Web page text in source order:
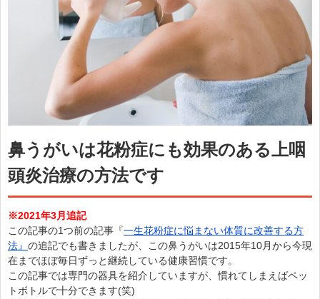
鼻うがいは花粉症にも効果のある上咽
頭炎治療の方法です
※2021年3月追記
この記事の1つ前の記事『一生花粉症に悩まない体質に改善する方
法』 の追記でも書きましたが、この鼻うがいは2015年10月から今現
在までほぼ毎日ずっと継続している健康習慣です。
この記事では専門の器具を紹介していますが、慣れてしまえばペッ
トボトルで十分できます(笑)